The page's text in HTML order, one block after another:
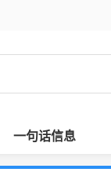
一句话信息